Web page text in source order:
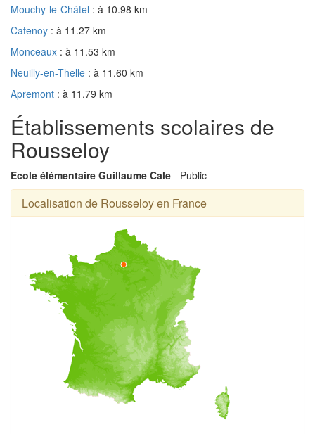
Mouchy-le-Châtel : à 10.98 km
Catenoy : à 11.27 km
Monceaux : à 11.53 km
Neuilly-en-Thelle : à 11.60 km
Apremont : à 11.79 km
Établissements scolaires de
Rousseloy
Ecole élémentaire Guillaume Cale - Public
Localisation de Rousseloy en France